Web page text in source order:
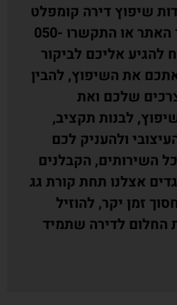
שיפוץ דירה קומפלט
צרו איתנו קשר דרך האתר או התקשרו 050-
נשמח להגיע אליכם לביקור
את השיפוץ, להבין
שלכם ואת
לבנות תקציב,
ולהעניק לכם
השירותים, הקבלנים
אצלנו תחת קורת גג
זמן יקר, להוזיל
החלום לדירה שתמיד